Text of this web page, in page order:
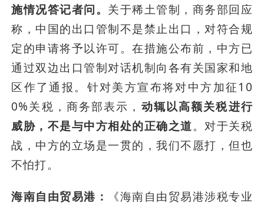
施情况答记者问。 关于稀土管制，商务部回应
称，中国的出口管制不是禁止出口，对符合规
定的申请将予以许可。在措施公布前，中方已
通过双边出口管制对话机制向各有关国家和地
区作了通报。针对美方宣布将对中方加征10
0%关税，商务部表示， 动辄以高额关税进行
威胁，不是与中方相处的正确之道。对于关税
战，中方的立场是一贯的，我们不愿打，但也
不怕打。
海南自由贸易港：
《海南自由贸易港涉税专业